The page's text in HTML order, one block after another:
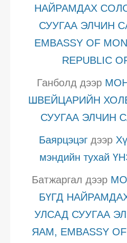
НАЙРАМДАХ
СУУГАА ЭЛЧИН
EMBASSY OF
REPUBLIC
Ганболд дээр
ШВЕЙЦАРИЙН
СУУГАА ЭЛЧИН
Баярцэцэгдээр
мэндийн тухай
Батжаргал дээр
БҮГД
УЛСАД СУУГАА
ЯАМ, EMBASSY